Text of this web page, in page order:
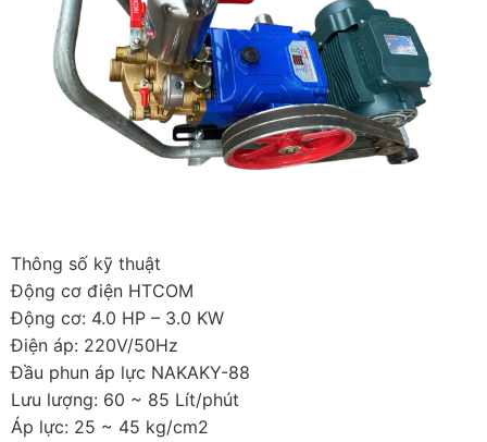
Thông số kỹ thuật
Động cơ điện HTCOM
Động cơ: 4.0 HP – 3.0 KW
Điện áp: 220V/50Hz
Đầu phun áp lực NAKAKY-88
Lưu lượng: 60 ~ 85 Lít/phút
Áp lực: 25 ~ 45 kg/cm2